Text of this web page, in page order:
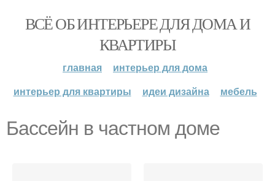
ВСЁ ОБ ИНТЕРЬЕРЕ ДЛЯ ДОМА И
КВАРТИРЫ
главная
интерьер для дома
интерьер для квартиры
идеи дизайна мебель
Бассейн в частном доме